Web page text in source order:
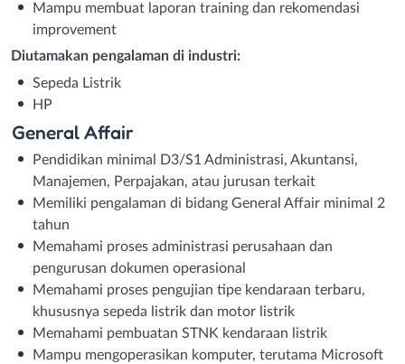
Mampu membuat laporan training dan rekomendasi
improvement
Diutamakan pengalaman di industri:
Sepeda Listrik
HP
General Affair
Pendidikan minimal D3/S1 Administrasi, Akuntansi,
Manajemen, Perpajakan, atau jurusan terkait
Memiliki pengalaman di bidang General Affair minimal 2
tahun
Memahami proses administrasi perusahaan dan
pengurusan dokumen operasional
Memahami proses pengujian tipe kendaraan terbaru,
khususnya sepeda listrik dan motor listrik
Memahami pembuatan STNK kendaraan listrik
Mampu mengoperasikan komputer, terutama Microsoft